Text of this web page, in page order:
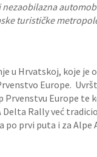
nezaobilazna
turističke
Hrvatskoj, koje je
Europe.
Europe te
Rally već
prvi puta i za Alpe